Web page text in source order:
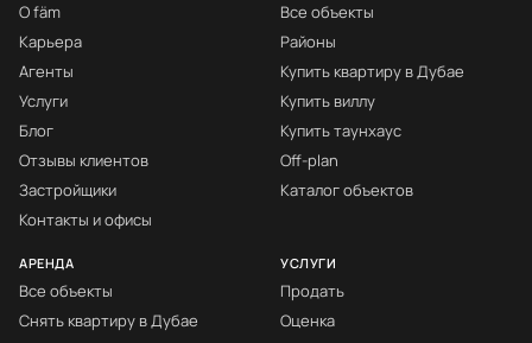
О fäm
Карьера
Агенты
Услуги
Блог
Отзывы клиентов
Застройщики
Контакты и офисы
Все объекты
Районы
Купить квартиру в Дубае
Купить виллу
Купить таунхаус
Off-plan
Каталог объектов
АРЕНДА
Все объекты
Снять квартиру в Дубае
УСЛУГИ
Продать
Оценка